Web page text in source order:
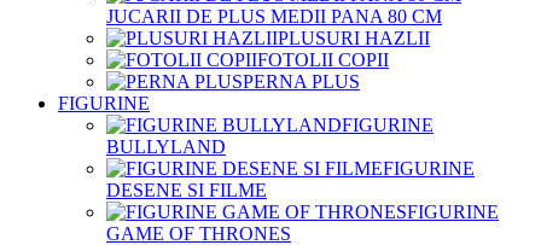
JUCARII DE PLUS MEDII PANA 80 CM
PLUSURI HAZLII
FOTOLII COPII
PERNA PLUS
FIGURINE
FIGURINE
BULLYLAND
FIGURINE
DESENE SI FILME
FIGURINE
GAME OF THRONES